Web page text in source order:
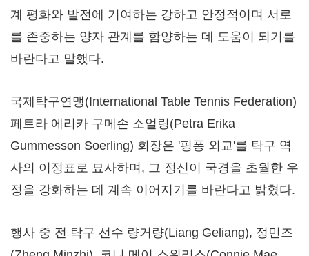
계 평화와 발전에 기여하는 강하고 안정적이며 서로
를 존중하는 양자 관계를 함양하는 데 도움이 되기를
바란다고 말했다.
국제탁구연맹(International Table Tennis Federation)
페트라 에리카 구메손 소얼링(Petra Erika
Gummesson Soerling) 회장은 '핑퐁 외교'를 탁구 역
사의 이정표로 묘사하며, 그 정신이 국경을 초월한 우
정을 강화하는 데 계속 이어지기를 바란다고 밝혔다.
행사 중 전 탁구 선수 량거량(Liang Geliang), 정민즈